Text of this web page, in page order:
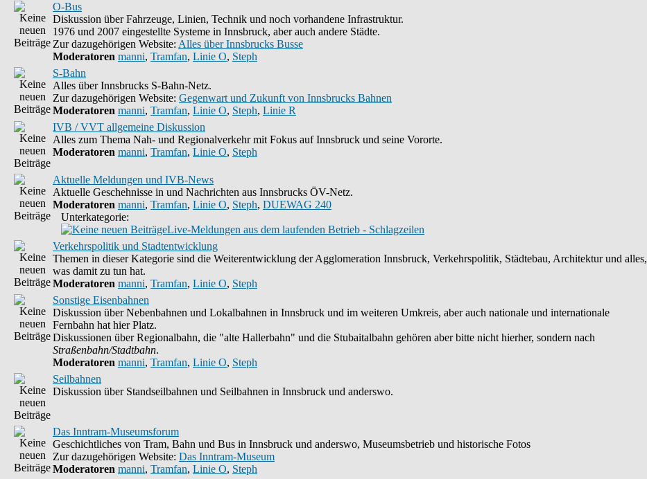
O-Bus
Diskussion über Fahrzeuge, Linien, Technik und noch vorhandene Infrastruktur.
1976 und 2007 eingestellte Systeme in Innsbruck, aber auch andere Städte.
Zur dazugehörigen Website: Alles über Innsbrucks Busse
Moderatoren manni, Tramfan, Linie O, Steph
S-Bahn
Alles über Innsbrucks S-Bahn-Netz.
Zur dazugehörigen Website: Gegenwart und Zukunft von Innsbrucks Bahnen
Moderatoren manni, Tramfan, Linie O, Steph, Linie R
IVB / VVT allgemeine Diskussion
Alles zum Thema Nah- und Regionalverkehr mit Fokus auf Innsbruck und seine Vororte.
Moderatoren manni, Tramfan, Linie O, Steph
Aktuelle Meldungen und IVB-News
Aktuelle Geschehnisse in und Nachrichten aus Innsbrucks ÖV-Netz.
Moderatoren manni, Tramfan, Linie O, Steph, DUEWAG 240
Unterkategorie:
Live-Meldungen aus dem laufenden Betrieb - Schlagzeilen
Verkehrspolitik und Stadtentwicklung
Themen in dieser Kategorie sind die Weiterentwicklung der Agglomeration Innsbruck, Verkehrspolitik, Städtebau, Architektur und alles,
was damit zu tun hat.
Moderatoren manni, Tramfan, Linie O, Steph
Sonstige Eisenbahnen
Diskussion über Nebenbahnen und Lokalbahnen in Innsbruck und im weiteren Umkreis, aber auch nationale und internationale
Fernbahn hat hier Platz.
Diskussionen über Regionalbahn, die "alte Hallerbahn" und die Stubaitalbahn gehören aber bitte nicht hierher, sondern nach
Straßenbahn/Stadtbahn.
Moderatoren manni, Tramfan, Linie O, Steph
Seilbahnen
Diskussion über Standseilbahnen und Seilbahnen in Innsbruck und anderswo.
Das Inntram-Museumsforum
Geschichtliches von Tram, Bahn und Bus in Innsbruck und anderswo, Museumsbetrieb und historische Fotos
Zur dazugehörigen Website: Das Inntram-Museum
Moderatoren manni, Tramfan, Linie O, Steph